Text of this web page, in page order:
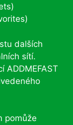
dalších
sítí.
ADDMEFAST
pomůže